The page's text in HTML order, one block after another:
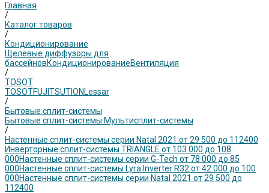
Главная
/
Каталог товаров
/
Кондиционирование
Щелевые диффузоры для
бассейновКондиционированиеВентиляция
/
TOSOT
TOSOTFUJITSUTION Lessar
/
Бытовые сплит-системы
Бытовые сплит-системы Мультисплит-системы
/
Настенные сплит-системы серии Natal 2021 от 29 500 до 112400
Инверторные сплит-системы TRIANGLE от 103 000 до 108
000Настенные сплит-системы серии G-Tech от 78 000 до 85
000Настенные сплит-системы Lyra Inverter R32 от 42 000 до 100
000Настенные сплит-системы серии Natal 2021 от 29 500 до
112400